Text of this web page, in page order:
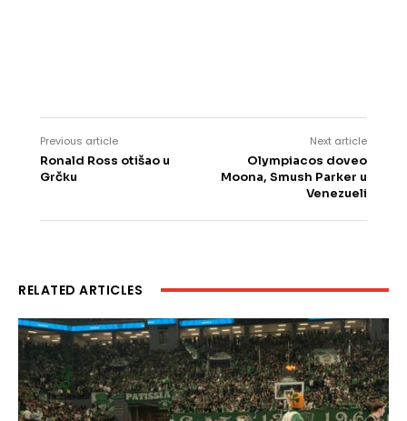
Previous article
Ronald Ross otišao u
Grčku
Next article
Olympiacos doveo
Moona, Smush Parker u
Venezueli
RELATED ARTICLES